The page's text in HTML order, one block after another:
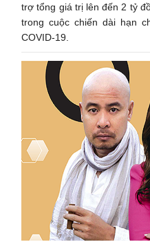
trợ tổng giá trị lên đến 2 tỷ
trong cuộc chiến dài hạn
COVID-19.